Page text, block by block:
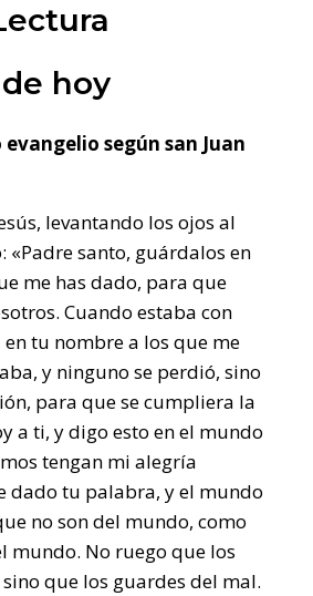
hoy
según san Juan
levantando los ojos al
«Padre santo, guárdalos en
me has dado, para que
Cuando estaba con
tu nombre a los que me
y ninguno se perdió, sino
para que se cumpliera la
a ti, y digo esto en el mundo
tengan mi alegría
dado tu palabra, y el mundo
no son del mundo, como
mundo. No ruego que los
que los guardes del mal.